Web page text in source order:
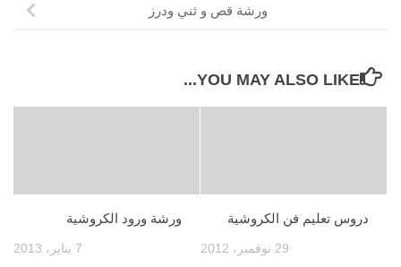
ورشة قص و ثني ودرز
YOU MAY ALSO LIKE...
ورشة ورود الكروشية
7 يناير، 2013
دروس تعليم فن الكروشية
29 نوفمبر، 2012